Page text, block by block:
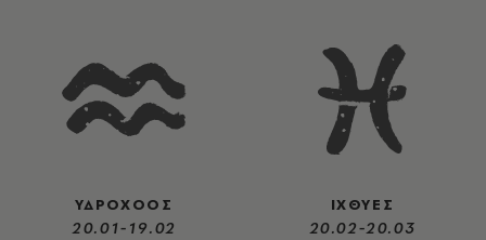
ΥΔΡΟΧΟΟΣ
20.01-19.02
ΙΧΘΥΕΣ
20.02-20.03